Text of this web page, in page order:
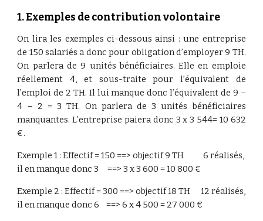
1. Exemples de contribution volontaire
On lira les exemples ci-dessous ainsi : une entreprise
de 150 salariés a donc pour obligation d’employer 9 TH.
On parlera de 9 unités bénéficiaires. Elle en emploie
réellement 4, et sous-traite pour l’équivalent de
l’emploi de 2 TH. Il lui manque donc l’équivalent de 9 –
4 – 2 = 3 TH. On parlera de 3 unités bénéficiaires
manquantes. L’entreprise paiera donc 3 x 3 544= 10 632
€.
Exemple 1 : Effectif = 150 ==> objectif 9 TH           6 réalisés,
il en manque donc 3     ==> 3 x 3 600 = 10 800 €
Exemple 2 : Effectif = 300 ==> objectif 18 TH      12 réalisés,
il en manque donc 6    ==> 6 x 4 500 = 27 000 €